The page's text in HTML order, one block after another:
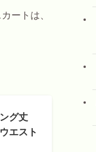
ートは、
グ丈
エスト